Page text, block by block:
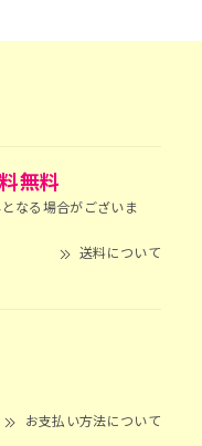
無料
なる場合がございま
送料について
お支払い方法について